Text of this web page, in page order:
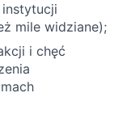
mile widziane);
i chęć